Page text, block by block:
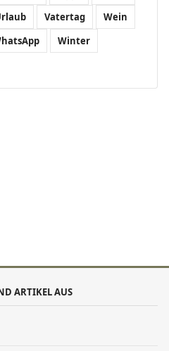
Vatertag
Wein
Winter
ARTIKEL AUS